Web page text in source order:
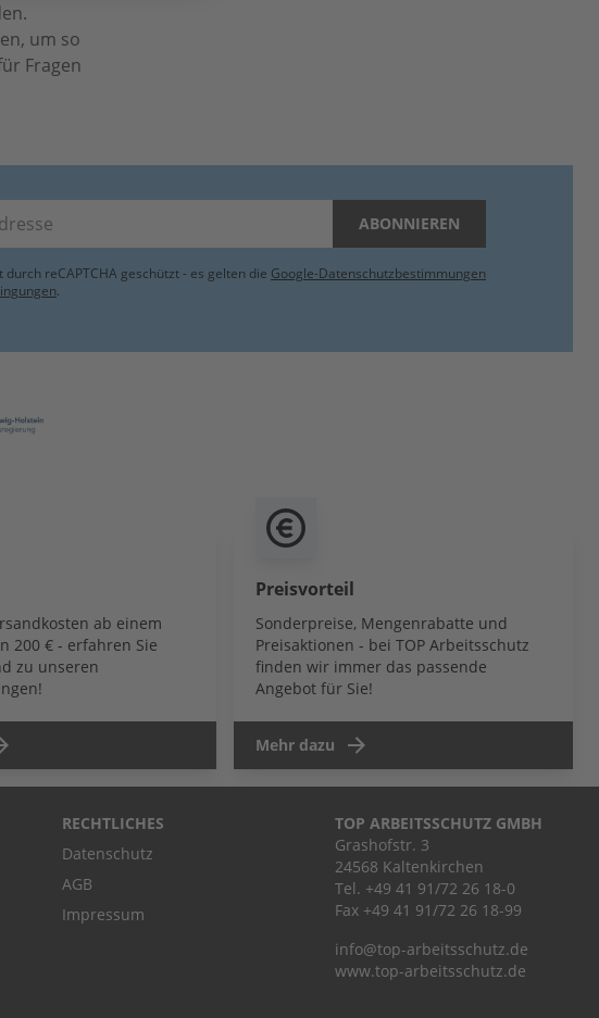
um so
Fragen
ABONNIEREN
reCAPTCHA geschützt - es gelten die Google-Datenschutzbestimmungen
.
ab einem
200 € - erfahren Sie
zu unseren
Preisvorteil
Sonderpreise, Mengenrabatte und
Preisaktionen - bei TOP Arbeitsschutz
finden wir immer das passende
Angebot für Sie!
Mehr dazu
RECHTLICHES
Datenschutz
AGB
Impressum
TOP ARBEITSSCHUTZ GMBH
Grashofstr. 3
24568 Kaltenkirchen
Tel. +49 41 91/72 26 18-0
Fax +49 41 91/72 26 18-99
info@top-arbeitsschutz.de
www.top-arbeitsschutz.de